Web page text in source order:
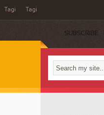
Tagi Tagi
SUBSCRIBE